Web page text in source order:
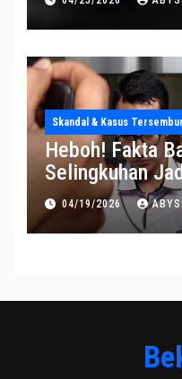
Skandal & Kasus
Heboh! Fakta
Selingkuhan
Korupsi
04/19/2026